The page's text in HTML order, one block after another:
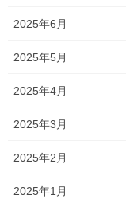
2025年6月
2025年5月
2025年4月
2025年3月
2025年2月
2025年1月